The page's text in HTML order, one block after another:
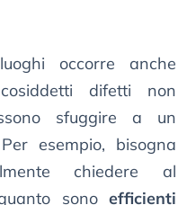
occorre anche
difetti non
sfuggire a un
esempio, bisogna
chiedere al
sono efficienti